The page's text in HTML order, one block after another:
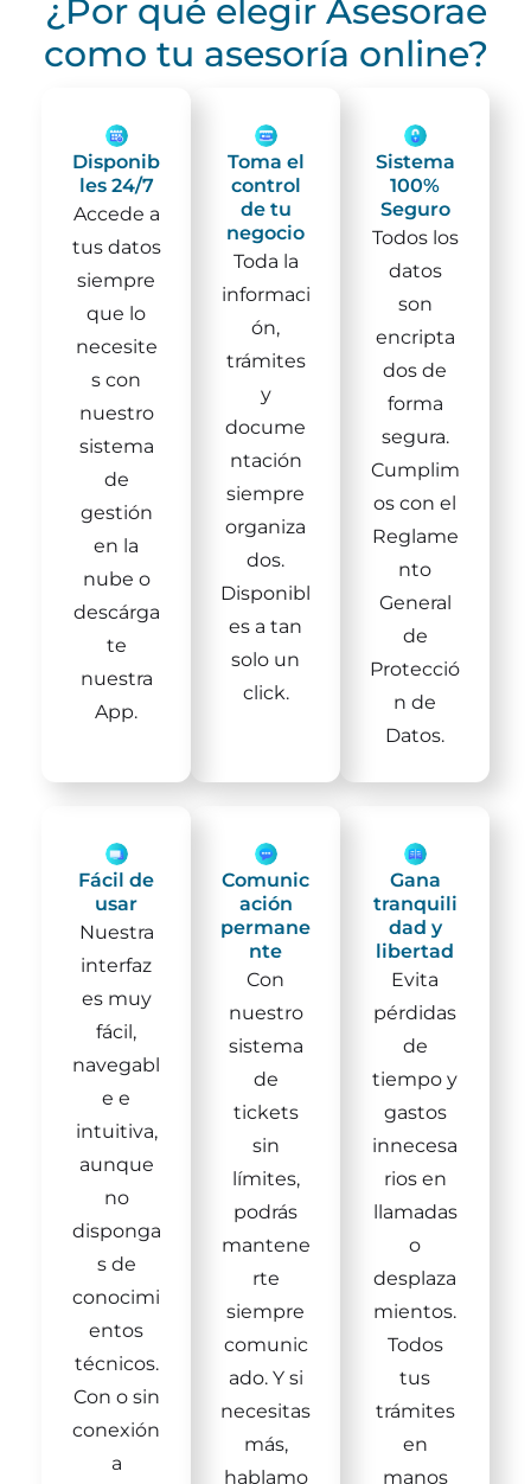
¿Por qué elegir Asesorae
como tu asesoría online?
Disponib
les 24/7
Accede a
tus datos
siempre
que lo
necesite
s con
nuestro
sistema
de
gestión
en la
nube o
descárga
te
nuestra
App.
Toma el
control
de tu
negocio
Toda la
informaci
ón,
trámites
y
docume
ntación
siempre
organiza
dos.
Disponibl
es a tan
solo un
click.
Sistema
100%
Seguro
Todos los
datos
son
encripta
dos de
forma
segura.
Cumplim
os con el
Reglame
nto
General
de
Protecció
n de
Datos.
Fácil de
usar
Nuestra
interfaz
es muy
fácil,
navegabl
e e
intuitiva,
aunque
no
disponga
s de
conocimi
entos
técnicos.
Con o sin
conexión
a
Comunic
ación
permane
nte
Con
nuestro
sistema
de
tickets
sin
límites,
podrás
mantene
rte
siempre
comunic
ado. Y si
necesitas
más,
hablamo
Gana
tranquili
dad y
libertad
Evita
pérdidas
de
tiempo y
gastos
innecesa
rios en
llamadas
o
desplaza
mientos.
Todos
tus
trámites
en
manos